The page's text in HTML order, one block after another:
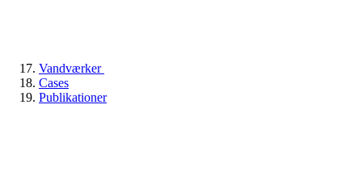
Vandværker
Cases
Publikationer